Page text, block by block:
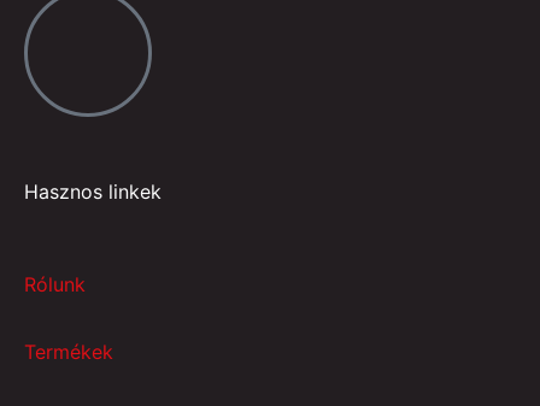
Hasznos linkek
Rólunk
Termékek